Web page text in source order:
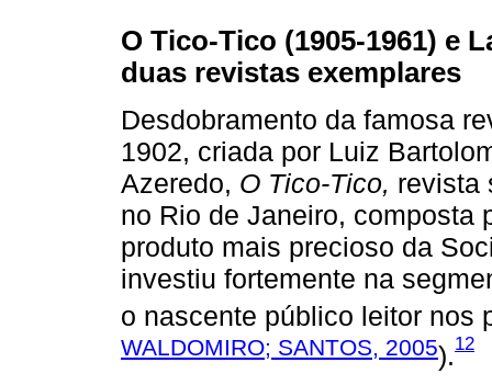
O Tico-Tico (1905-1961) e
duas revistas exemplares
Desdobramento da famosa
1902, criada por Luiz
Azeredo, O Tico-Tico, revista
no Rio de Janeiro, composta
produto mais precioso da
investiu fortemente na
o nascente público leitor nos
WALDOMIRO; SANTOS, 2005).12